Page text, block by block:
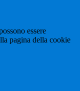
essere
pagina della cookie